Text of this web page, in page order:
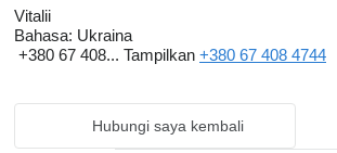
Vitalii
Bahasa: Ukraina
+380 67 408... Tampilkan +380 67 408 4744
Hubungi saya kembali